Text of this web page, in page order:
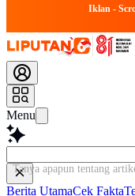
Iklan -
Menu
Tanya apapun tentang
Berita UtamaCek Fakta